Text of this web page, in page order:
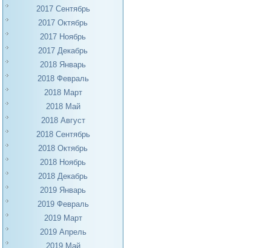
2017 Сентябрь
2017 Октябрь
2017 Ноябрь
2017 Декабрь
2018 Январь
2018 Февраль
2018 Март
2018 Май
2018 Август
2018 Сентябрь
2018 Октябрь
2018 Ноябрь
2018 Декабрь
2019 Январь
2019 Февраль
2019 Март
2019 Апрель
2019 Май